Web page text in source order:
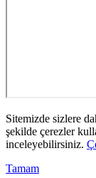
Sitemizde sizlere
şekilde çerezler
inceleyebilirsiniz.
Tamam